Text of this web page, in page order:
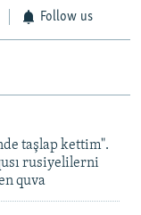
Follow us
taşlap kettim".
rusiyelilerni
quva